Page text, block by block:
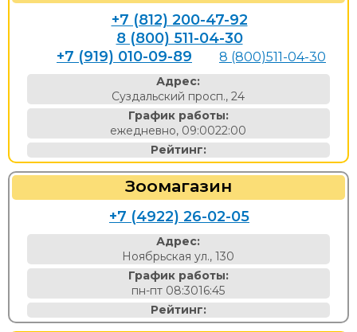
+7 (812) 200-47-92
8 (800) 511-04-30
+7 (919) 010-09-89
8 (800)511-04-30
Адрес:
Суздальский просп., 24
График работы:
ежедневно, 09:0022:00
Рейтинг:
Зоомагазин
+7 (4922) 26-02-05
Адрес:
Ноябрьская ул., 130
График работы:
пн-пт 08:3016:45
Рейтинг: